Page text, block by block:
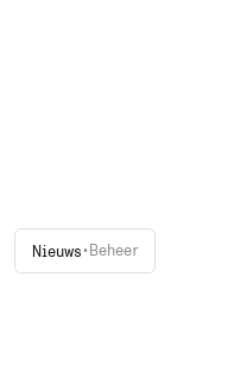
Nieuws• Beheer